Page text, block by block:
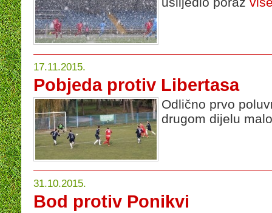
17.11.2015.
Pobjeda protiv Libertasa
Odlično prvo
drugom dijelu
31.10.2015.
Bod protiv Ponikvi